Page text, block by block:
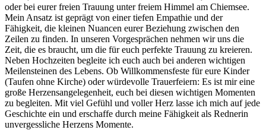
oder bei eurer freien Trauung unter freiem Himmel am Chiemsee.
Mein Ansatz ist geprägt von einer tiefen Empathie und der
Fähigkeit, die kleinen Nuancen eurer Beziehung zwischen den
Zeilen zu finden. In unseren Vorgesprächen nehmen wir uns die
Zeit, die es braucht, um die für euch perfekte Trauung zu kreieren.
Neben Hochzeiten begleite ich euch auch bei anderen wichtigen
Meilensteinen des Lebens. Ob Willkommensfeste für eure Kinder
(Taufen ohne Kirche) oder würdevolle Trauerfeiern: Es ist mir eine
große Herzensangelegenheit, euch bei diesen wichtigen Momenten
zu begleiten. Mit viel Gefühl und voller Herz lasse ich mich auf jede
Geschichte ein und erschaffe durch meine Fähigkeit als Rednerin
unvergessliche Herzens Momente.